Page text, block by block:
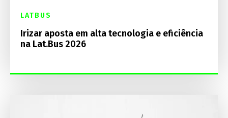
LATBUS
Irizar aposta em alta tecnologia e eficiência
na Lat.Bus 2026